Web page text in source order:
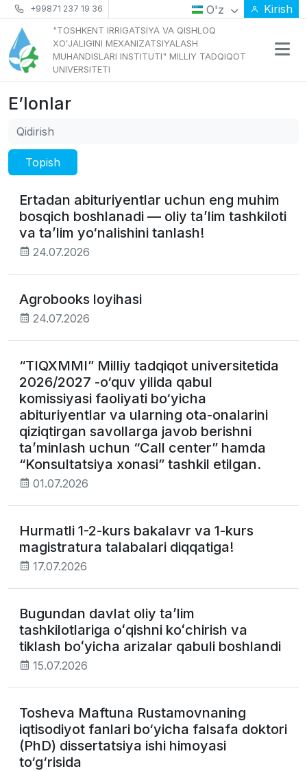
+99871 237 19 36 O'z Kirish
"TOSHKENT IRRIGATSIYA VA QISHLOQ
XOʻJALIGINI MEXANIZATSIYALASH
MUHANDISLARI INSTITUTI" MILLIY TADQIQOT
UNIVERSITETI
E’lonlar
Topish
Ertadan abituriyentlar uchun eng muhim
bosqich boshlanadi — oliy ta’lim tashkiloti
va ta’lim yo‘nalishini tanlash!
24.07.2026
Agrobooks loyihasi
24.07.2026
“TIQXMMI” Milliy tadqiqot universitetida
2026/2027 -o‘quv yilida qabul
komissiyasi faoliyati bo‘yicha
abituriyentlar va ularning ota-onalarini
qiziqtirgan savollarga javob berishni
ta’minlash uchun “Call center” hamda
“Konsultatsiya xonasi” tashkil etilgan.
01.07.2026
Hurmatli 1-2-kurs bakalavr va 1-kurs
magistratura talabalari diqqatiga!
17.07.2026
Bugundan davlat oliy taʼlim
tashkilotlariga oʻqishni koʻchirish va
tiklash boʻyicha arizalar qabuli boshlandi
15.07.2026
Tosheva Maftuna Rustamovnaning
iqtisodiyot fanlari bo‘yicha falsafa doktori
(PhD) dissertatsiya ishi himoyasi
to‘g‘risida